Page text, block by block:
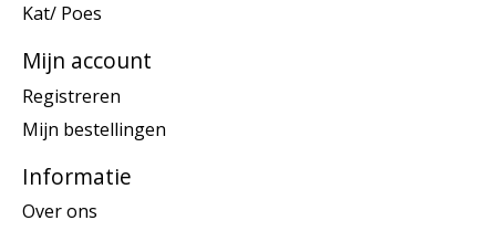
Kat/ Poes
Mijn account
Registreren
Mijn bestellingen
Informatie
Over ons